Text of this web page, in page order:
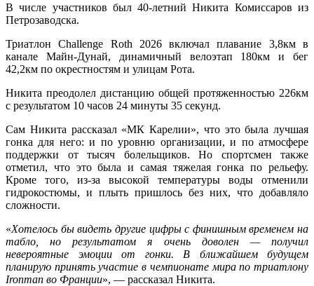
В числе участников был 40-летний Никита Комиссаров из
Петрозаводска.
Триатлон Challenge Roth 2026 включал плавание 3,8км в
канале Майн-Дунай, динамичный велоэтап 180км и бег
42,2км по окрестностям и улицам Рота.
Никита преодолел дистанцию общей протяженностью 226км
с результатом 10 часов 24 минуты 35 секунд.
Сам Никита рассказал «МК Карелии», что это была лучшая
гонка для него: и по уровню организации, и по атмосфере
поддержки от тысяч болельщиков. Но спортсмен также
отметил, что это была и самая тяжелая гонка по рельефу.
Кроме того, из-за высокой температуры воды отменили
гидрокостюмы, и плыть пришлось без них, что добавляло
сложности.
«Хотелось бы видеть другие цифры с финишным временем на
табло, но результатом я очень доволен — получил
невероятные эмоции от гонки. В ближайшем будущем
планирую принять участие в чемпионате мира по триатлону
Ironman во Франции», — рассказал Никита.